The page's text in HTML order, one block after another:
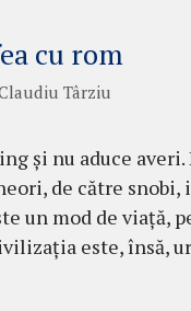
cu rom
Târziu
şi nu aduce
de către
un mod de viaţă,
este, însă,